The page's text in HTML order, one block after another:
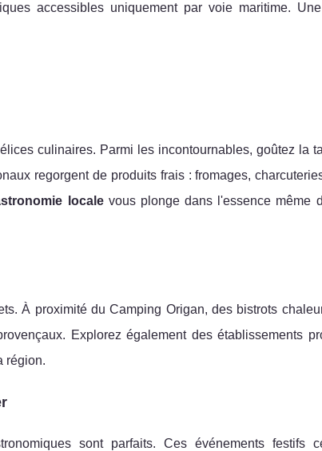
accessibles uniquement par voie maritime.
culinaires. Parmi les incontournables, goûtez la
regorgent de produits frais : fromages,
localevous plonge dans l'essence même
À proximité du Camping Origan, des bistrots
Explorez également des établissements
région.
sont parfaits. Ces événements festifs